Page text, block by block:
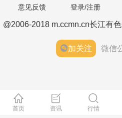
意见反馈 登录/注册
@2006-2018 m.ccmn.cn长江有
加关注 微信
首页 资讯 行情